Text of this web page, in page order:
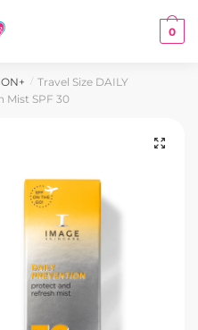
0
Travel Size DAILY
Mist SPF 30